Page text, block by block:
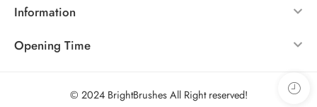
Information
Opening Time
© 2024 BrightBrushes All Right reserved!